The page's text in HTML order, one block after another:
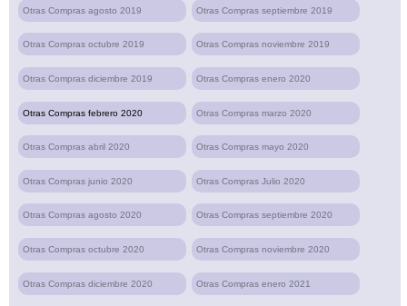
Otras Compras agosto 2019 Otras Compras septiembre 2019
Otras Compras octubre 2019 Otras Compras noviembre 2019
Otras Compras diciembre 2019 Otras Compras enero 2020
Otras Compras febrero 2020 Otras Compras marzo 2020
Otras Compras abril 2020 Otras Compras mayo 2020
Otras Compras junio 2020 Otras Compras Julio 2020
Otras Compras agosto 2020 Otras Compras septiembre 2020
Otras Compras octubre 2020 Otras Compras noviembre 2020
Otras Compras diciembre 2020 Otras Compras enero 2021